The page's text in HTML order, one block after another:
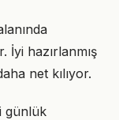
İyi hazırlanmış
net kılıyor.
günlük